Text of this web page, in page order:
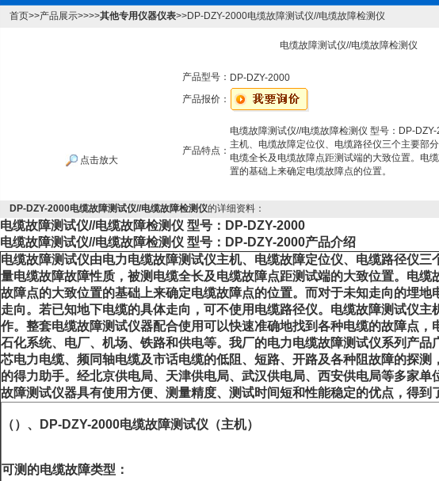
首页>>产品展示>>>>其他专用仪器仪表>>DP-DZY-2000电缆故障测试仪//电缆故障检测仪
电缆故障测试仪//电缆故障检测仪
点击放大
产品型号： DP-DZY-2000
产品报价：
产品特点：
电缆故障测试仪//电缆故障检测仪 型号：DP-
主机、电缆故障定位仪、电缆路径仪三个主要部
电缆全长及电缆故障点距测试端的大致位置。电
置的基础上来确定电缆故障点的位置。
DP-DZY-2000电缆故障测试仪//电缆故障检测仪的详细资料：
电缆故障测试仪//电缆故障检测仪 型号：DP-DZY-2000
电缆故障测试仪//电缆故障检测仪 型号：DP-DZY-2000产品介绍
电缆故障测试仪由电力电缆故障测试仪主机、电缆故障定位仪、电缆路径仪三
量电缆故障故障性质，被测电缆全长及电缆故障点距测试端的大致位置。电
故障点的大致位置的基础上来确定电缆故障点的位置。而对于未知走向的埋
走向。若已知地下电缆的具体走向，可不使用电缆路径仪。电缆故障测试仪
作。整套电缆故障测试仪器配合使用可以快速准确地找到各种电缆的故障点，
石化系统、电厂、机场、铁路和供电等。我厂的电力电缆故障测试仪系列产
芯电力电缆、频同轴电缆及市话电缆的低阻、短路、开路及各种阻故障的探
的得力助手。经北京供电局、天津供电局、武汉供电局、西安供电局等多家
故障测试仪器具有使用方便、测量精度、测试时间短和性能稳定的优点，得到
（）、DP-DZY-2000电缆故障测试仪（主机）
可测的电缆故障类型：